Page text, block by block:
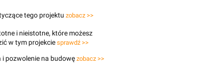
tego projektu zobacz >>
i nieistotne, które możesz
w tym projekcie sprawdź >>
i pozwolenie na budowęzobacz >>